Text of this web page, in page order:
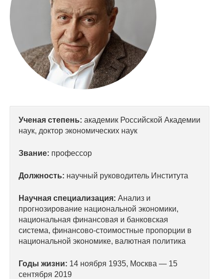
Отчетность
Противодействие коррупции
Материалы для СМИ
Публикации
Издания
Проблемы прогнозирования
О журнале
Номера журналов
Редакционная этика
Информация для авторов
Общие требования
Ученая степень: академик Российской Академии
наук, доктор экономических наук
Звание: профессор
Должность: научный руководитель Института
Научная специализация: Анализ и
прогнозирование национальной экономики,
национальная финансовая и банковская
система, финансово-стоимостные пропорции в
национальной экономике, валютная политика
Годы жизни: 14 ноября 1935, Москва — 15
сентября 2019